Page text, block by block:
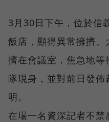
3月30日下午，位於信
飯店，顯得異常擁擠
擠在會議室，焦急地
隊現身，並對前日發
明。
在場一名資深記者不